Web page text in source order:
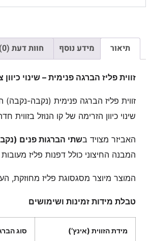
תיאור מידע נוסף חוות דעת (0)
זווית פליז הברגה פנימית – שינוי כיוון צנרת ב-90 מעלות למערכות
זווית פליז הברגה פנימית (נקבה-
שינוי כיוון הזרימה של קו הנוזל בזווית חדה של 90 מעלות, תוך חיבור בין שני רכיבים או צינורות בעלי הברגה חיצונית (זכר)
האביזר מצויד בשתי הברגות פנים
המבנה החיצוני כולל דפנות פליז
המוצר מיוצר מסגסוגת פליז מחוזקת,
טבלת מידות זמינות ושימושים
מידת הזווית (אינץ’) סוג